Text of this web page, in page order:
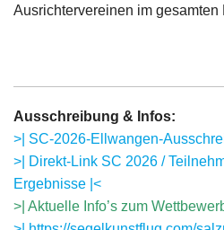
Ausrichtervereinen im gesamten
Ausschreibung & Infos:
>| SC-2026-Ellwangen-
>| Direkt-Link SC 2026 /
Ergebnisse |<
>| Aktuelle Info’s zum